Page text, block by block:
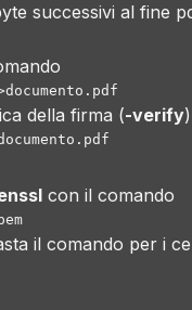
successivi al fine
della firma (-verify)
con il comando
il comando per i